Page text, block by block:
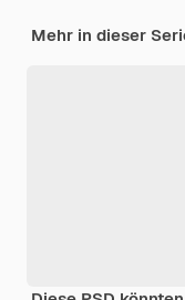
Mehr in dieser